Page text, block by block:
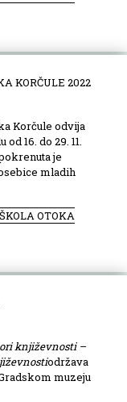
KORČULE 2022
Korčule odvija
16. do 29. 11.
je
mladih
OTOKA
književnosti –
vnostiodržava
muzeju